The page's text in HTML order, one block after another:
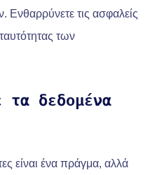
Ενθαρρύνετε τις ασφαλείς
των
τα δεδομένα
είναι ένα πράγμα, αλλά